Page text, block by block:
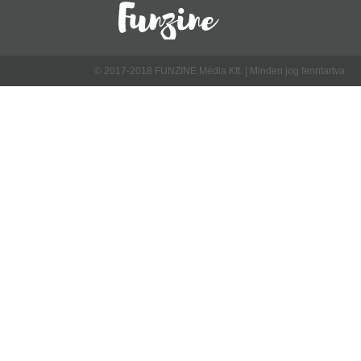
© 2017-2018 FUNZINE Média Kft. | Minden jog fenntartva